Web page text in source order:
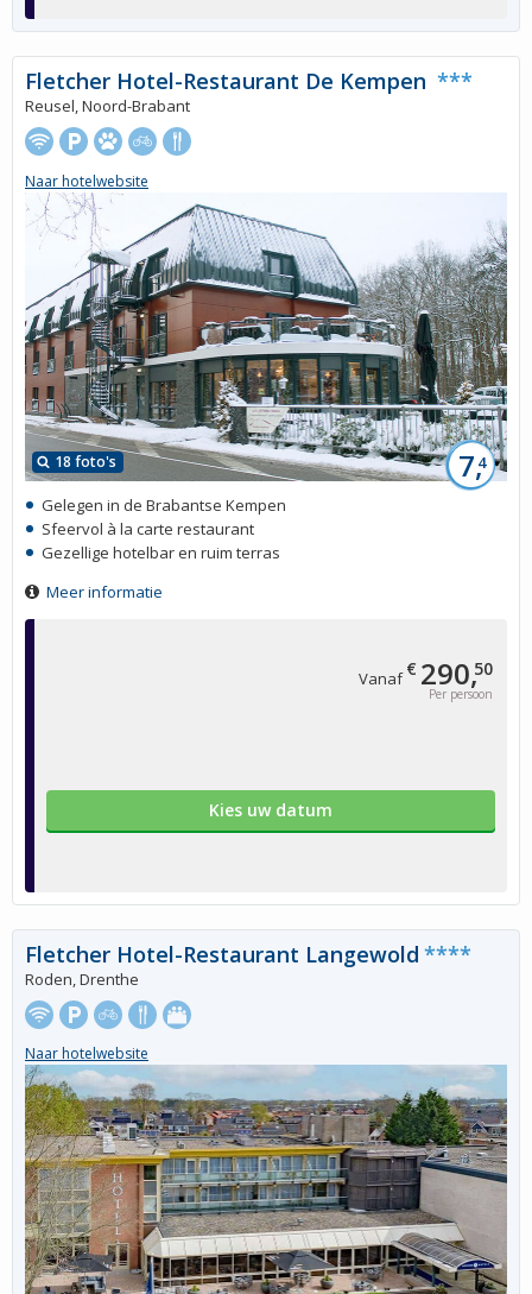
Vanaf€ 290,50
Per persoon
Kies uw datum
18 foto's 7,4
Fletcher Hotel-Restaurant De Kempen ***
Reusel, Noord-Brabant
Naar hotelwebsite
Gelegen in de Brabantse Kempen
Sfeervol à la carte restaurant
Gezellige hotelbar en ruim terras
Meer informatie
Fletcher Hotel-Restaurant Langewold ****
Roden, Drenthe
Naar hotelwebsite